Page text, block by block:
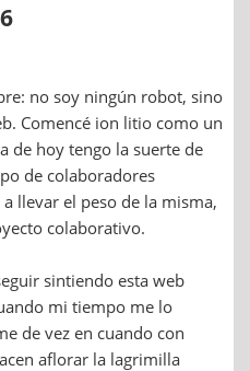
no soy ningún robot, sino
Comencé ion litio como un
de hoy tengo la suerte de
de colaboradores
llevar el peso de la misma,
colaborativo.
sintiendo esta web
mi tiempo me lo
de vez en cuando con
aflorar la lagrimilla